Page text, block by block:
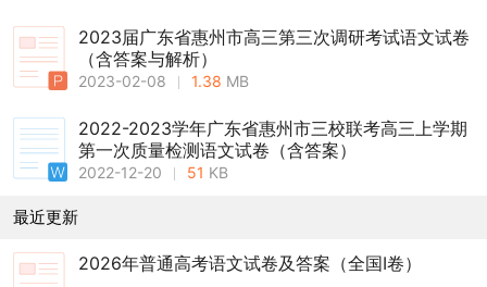
2023届广东省惠州市高三第三次调研考试语文试卷
（含答案与解析）
2023-02-08 1.38 MB
2022-2023学年广东省惠州市三校联考高三上学期
第一次质量检测语文试卷（含答案）
2022-12-20 51 KB
最近更新
2026年普通高考语文试卷及答案（全国Ⅰ卷）